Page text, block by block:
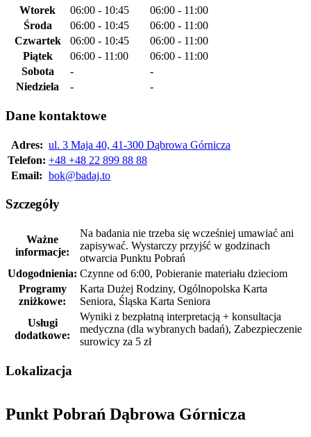
Wtorek
06:00 - 10:45
06:00 - 11:00
Środa
06:00 - 10:45
06:00 - 11:00
Czwartek
06:00 - 10:45
06:00 - 11:00
Piątek
06:00 - 11:00
06:00 - 11:00
Sobota
-
-
Niedziela
- -
Dane kontaktowe
Adres: ul. 3 Maja 40, 41-300 Dąbrowa Górnicza
Telefon: +48 +48 22 899 88 88
Email: bok@badaj.to
Szczegóły
Ważne
informacje:
Na badania nie trzeba się wcześniej umawiać ani
zapisywać. Wystarczy przyjść w godzinach
otwarcia Punktu Pobrań
Udogodnienia: Czynne od 6:00, Pobieranie materiału dzieciom
Programy
zniżkowe:
Karta Dużej Rodziny, Ogólnopolska Karta
Seniora, Śląska Karta Seniora
Usługi
dodatkowe:
Wyniki z bezpłatną interpretacją + konsultacja
medyczna (dla wybranych badań), Zabezpieczenie
surowicy za 5 zł
Lokalizacja
Punkt Pobrań Dąbrowa Górnicza